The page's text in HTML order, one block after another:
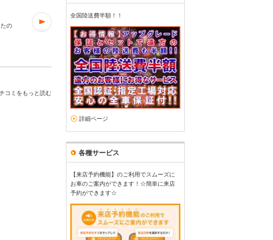
の
購入希望の車について少し詳しく教えて欲しかったですタイヤに小さ
で買い替えた方がいいですなど、ユーパークさんででできるのであれ
レクサス GS（2026/02購入）2026/03/02投稿
コミをもっと読む
全国陸送費半額！！
詳細ページ
各種サービス
【来店予約機能】のご利用でスムーズに
お車のご案内ができます！☆簡単に来店
予約ができます☆